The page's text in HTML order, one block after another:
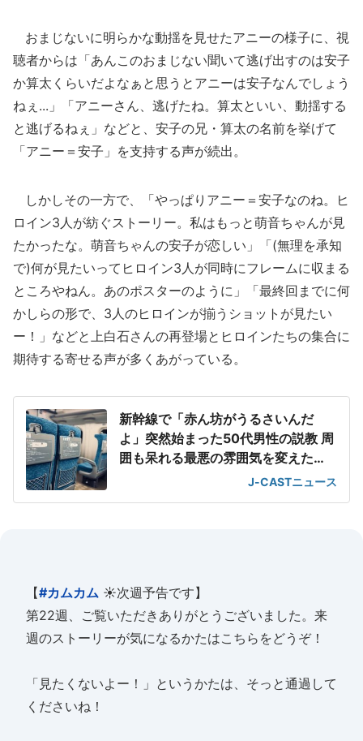
おまじないに明らかな動揺を見せたアニーの様子に、視
聴者からは「あんこのおまじない聞いて逃げ出すのは安子
か算太くらいだよなぁと思うとアニーは安子なんでしょう
ねぇ...」「アニーさん、逃げたね。算太といい、動揺する
と逃げるねぇ」などと、安子の兄・算太の名前を挙げて
「アニー＝安子」を支持する声が続出。
しかしその一方で、「やっぱりアニー＝安子なのね。ヒ
ロイン3人が紡ぐストーリー。私はもっと萌音ちゃんが見
たかったな。萌音ちゃんの安子が恋しい」「(無理を承知
で)何が見たいってヒロイン3人が同時にフレームに収まる
ところやねん。あのポスターのように」「最終回までに何
かしらの形で、3人のヒロインが揃うショットが見たい
ー！」などと上白石さんの再登場とヒロインたちの集合に
期待する寄せる声が多くあがっている。
新幹線で「赤ん坊がうるさいんだ
よ」突然始まった50代男性の説教 周
囲も呆れる最悪の雰囲気を変えた
J-CASTニュース
【#カムカム ☀️次週予告です】
第22週、ご覧いただきありがとうございました。来
週のストーリーが気になるかたはこちらをどうぞ！
「見たくないよー！」というかたは、そっと通過して
くださいね！